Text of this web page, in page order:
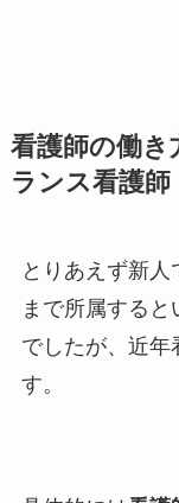
看護師の働き
ランス看護師
とりあえず新
まで所属する
でしたが、近年
す。